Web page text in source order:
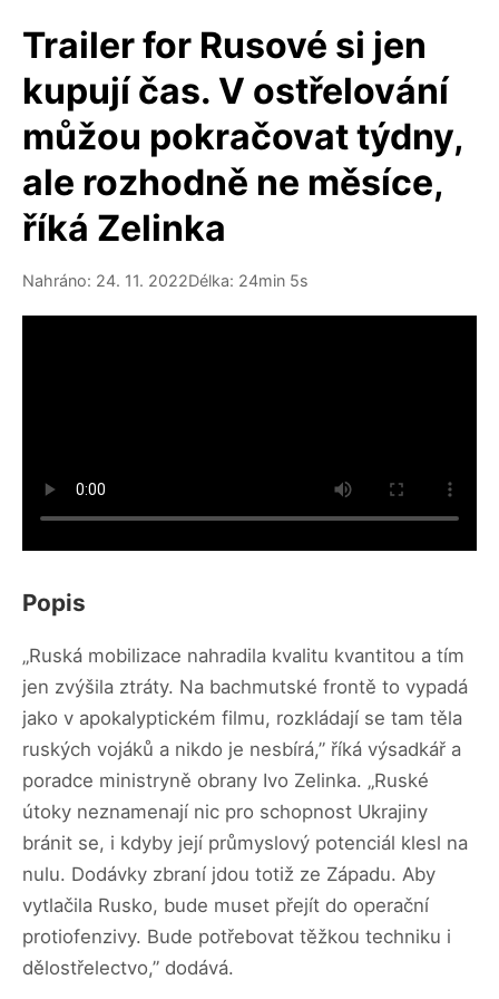
Trailer for Rusové si jen
kupují čas. V ostřelování
můžou pokračovat týdny,
ale rozhodně ne měsíce,
říká Zelinka
Nahráno: 24. 11. 2022Délka: 24min 5s
Popis
„Ruská mobilizace nahradila kvalitu kvantitou a tím
jen zvýšila ztráty. Na bachmutské frontě to vypadá
jako v apokalyptickém filmu, rozkládají se tam těla
ruských vojáků a nikdo je nesbírá,” říká výsadkář a
poradce ministryně obrany Ivo Zelinka. „Ruské
útoky neznamenají nic pro schopnost Ukrajiny
bránit se, i kdyby její průmyslový potenciál klesl na
nulu. Dodávky zbraní jdou totiž ze Západu. Aby
vytlačila Rusko, bude muset přejít do operační
protiofenzivy. Bude potřebovat těžkou techniku i
dělostřelectvo,” dodává.